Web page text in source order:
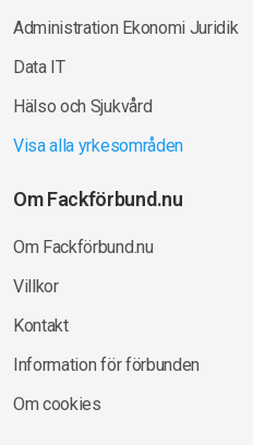
Administration Ekonomi Juridik
Data IT
Hälso och Sjukvård
Visa alla yrkesområden
Om Fackförbund.nu
Om Fackförbund.nu
Villkor
Kontakt
Information för förbunden
Om cookies